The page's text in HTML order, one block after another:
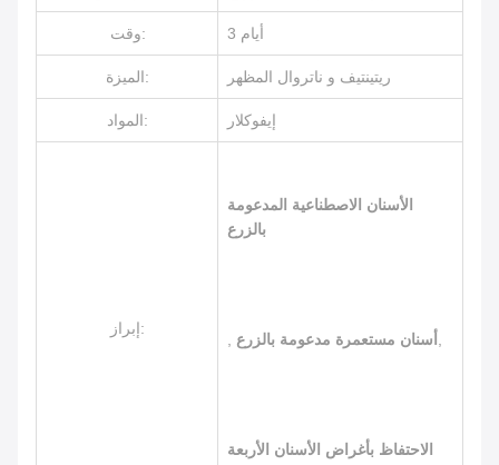
وقت: 3 أيام
الميزة: ريتينتيف و ناتروال المظهر
المواد: إيفوكلار
إبراز:
الأسنان الاصطناعية المدعومة
بالزرع
أسنان مستعمرة مدعومة بالزرع
الاحتفاظ بأغراض الأسنان الأربعة